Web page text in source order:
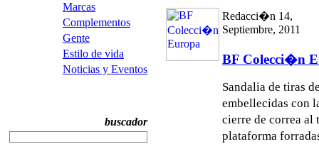
Marcas
Complementos
Gente
Estilo de vida
Noticias y Eventos
buscador
Redacci�n 14,
Septiembre, 2011
BF Colecci�n
Sandalia de tiras
embellecidas con
cierre de correa
plataforma